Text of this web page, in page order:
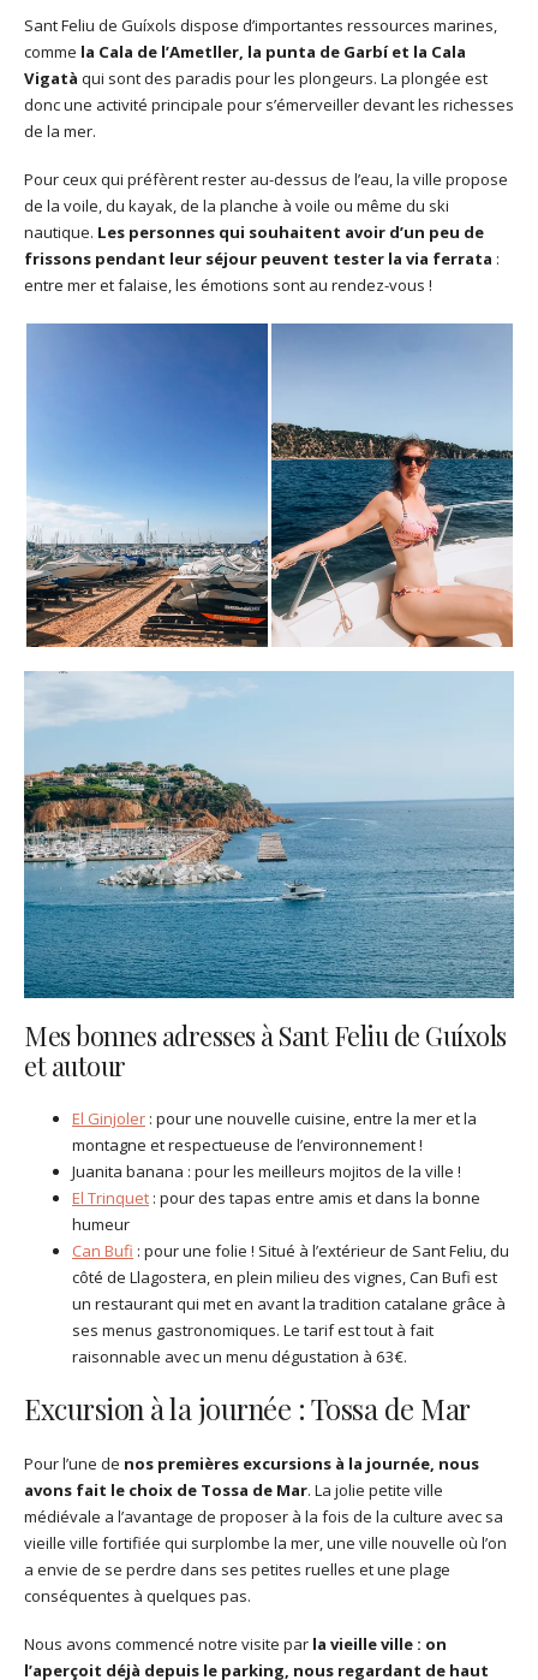
Sant Feliu de Guíxols dispose d’importantes ressources marines,
comme la Cala de l’Ametller, la punta de Garbí et la Cala
Vigatà qui sont des paradis pour les plongeurs. La plongée est
donc une activité principale pour s’émerveiller devant les richesses
de la mer.
Pour ceux qui préfèrent rester au-dessus de l’eau, la ville propose
de la voile, du kayak, de la planche à voile ou même du ski
nautique. Les personnes qui souhaitent avoir d’un peu de
frissons pendant leur séjour peuvent tester la via ferrata :
entre mer et falaise, les émotions sont au rendez-vous !
Mes bonnes adresses à Sant Feliu de Guíxols
et autour
El Ginjoler : pour une nouvelle cuisine, entre la mer et la
montagne et respectueuse de l’environnement !
Juanita banana : pour les meilleurs mojitos de la ville !
El Trinquet : pour des tapas entre amis et dans la bonne
humeur
Can Bufi : pour une folie ! Situé à l’extérieur de Sant Feliu, du
côté de Llagostera, en plein milieu des vignes, Can Bufi est
un restaurant qui met en avant la tradition catalane grâce à
ses menus gastronomiques. Le tarif est tout à fait
raisonnable avec un menu dégustation à 63€.
Excursion à la journée : Tossa de Mar
Pour l’une de nos premières excursions à la journée, nous
avons fait le choix de Tossa de Mar. La jolie petite ville
médiévale a l’avantage de proposer à la fois de la culture avec sa
vieille ville fortifiée qui surplombe la mer, une ville nouvelle où l’on
a envie de se perdre dans ses petites ruelles et une plage
conséquentes à quelques pas.
Nous avons commencé notre visite par la vieille ville : on
l’aperçoit déjà depuis le parking, nous regardant de haut